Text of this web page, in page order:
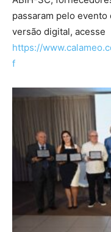
passaram pelo
versão digital, acesse
https://
f